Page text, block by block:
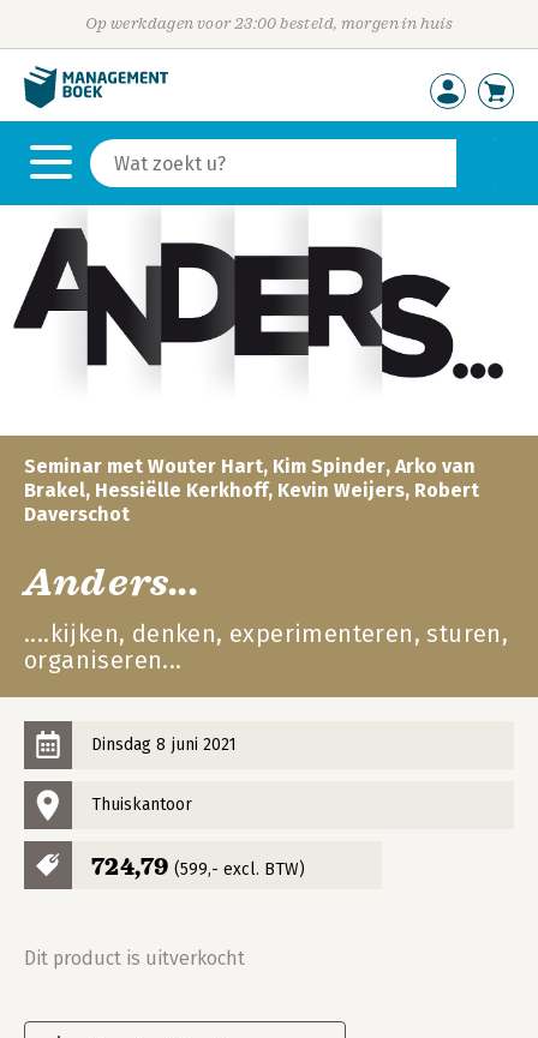
Op werkdagen voor 23:00 besteld, morgen in huis
Seminar met Wouter Hart, Kim Spinder, Arko van
Brakel, Hessiëlle Kerkhoff, Kevin Weijers, Robert
Daverschot
Anders...
....kijken, denken, experimenteren, sturen,
organiseren...
Dinsdag 8 juni 2021
Thuiskantoor
724,79 (599,- excl. BTW)
Dit product is uitverkocht